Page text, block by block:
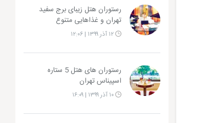
رستوران هتل زیبای برج سفید
تهران و غذاهایی متنوع
۱۲ آذر ۱۳۹۹ | ۱۲:۰۶
رستوران های هتل 5 ستاره
اسپیناس تهران
۱۰ آذر ۱۳۹۹ | ۱۶:۰۹